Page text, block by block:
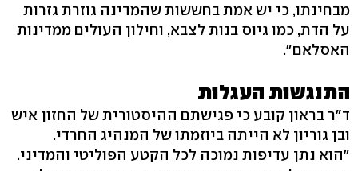
מבחינתו, כי יש אמת בחששות שהמדינה גוזרת גזרות
על הדת, כמו גיוס בנות לצבא, וחילון העולים ממדינות
האסלאם".
התנגשות העגלות
ד"ר בראון קובע כי פגישתם ההיסטורית של החזון איש
ובן גוריון לא הייתה ביוזמתו של המנהיג החרדי.
"הוא נתן עדיפות נמוכה לכל הקטע הפוליטי והמדיני.